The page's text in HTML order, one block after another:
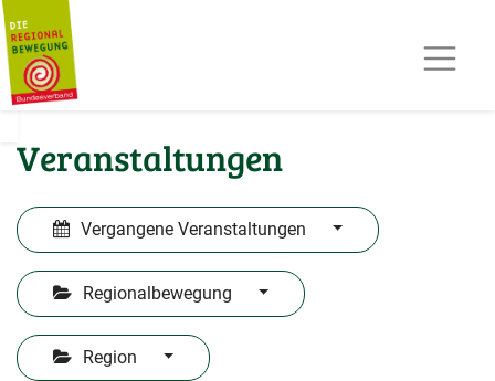
MITGLIED WERDEN
Veranstaltungen
Vergangene Veranstaltungen
Regionalbewegung
Region